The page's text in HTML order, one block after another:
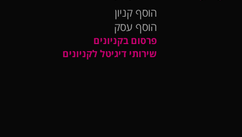
הוסף קניון
הוסף עסק
פרסום בקניונים
שירותי דיגיטל לקניונים